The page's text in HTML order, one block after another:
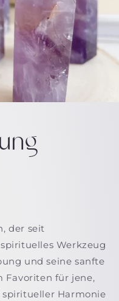
der seit
Werkzeug
und seine sanfte
Favoriten für jene,
Harmonie